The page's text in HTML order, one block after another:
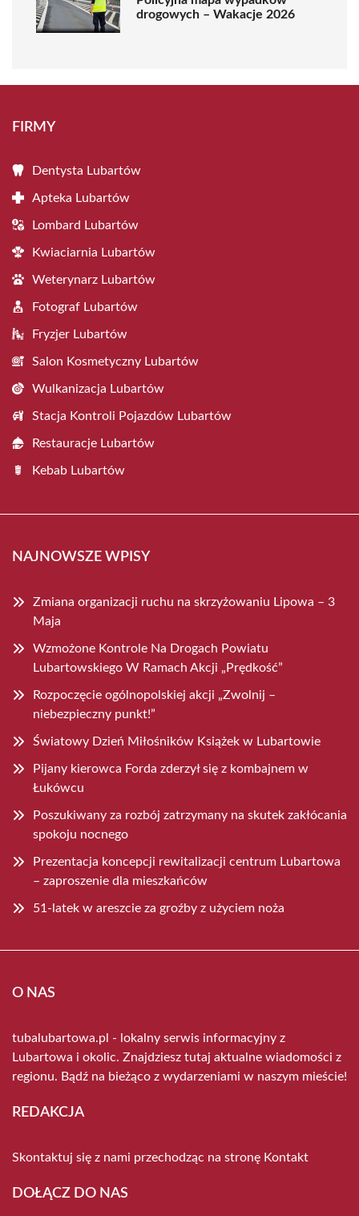
drogowych – Wakacje 2026
FIRMY
Dentysta Lubartów
Apteka Lubartów
Lombard Lubartów
Kwiaciarnia Lubartów
Weterynarz Lubartów
Fotograf Lubartów
Fryzjer Lubartów
Salon Kosmetyczny Lubartów
Wulkanizacja Lubartów
Stacja Kontroli Pojazdów Lubartów
Restauracje Lubartów
Kebab Lubartów
NAJNOWSZE WPISY
Zmiana organizacji ruchu na skrzyżowaniu Lipowa – 3
Maja
Wzmożone Kontrole Na Drogach Powiatu
Lubartowskiego W Ramach Akcji „Prędkość”
Rozpoczęcie ogólnopolskiej akcji „Zwolnij –
niebezpieczny punkt!”
Światowy Dzień Miłośników Książek w Lubartowie
Pijany kierowca Forda zderzył się z kombajnem w
Łukówcu
Poszukiwany za rozbój zatrzymany na skutek zakłócania
spokoju nocnego
Prezentacja koncepcji rewitalizacji centrum Lubartowa
– zaproszenie dla mieszkańców
51-latek w areszcie za groźby z użyciem noża
O NAS
tubalubartowa.pl - lokalny serwis informacyjny z
Lubartowa i okolic. Znajdziesz tutaj aktualne wiadomości z
regionu. Bądź na bieżąco z wydarzeniami w naszym mieście!
REDAKCJA
Skontaktuj się z nami przechodząc na stronę Kontakt
DOŁĄCZ DO NAS